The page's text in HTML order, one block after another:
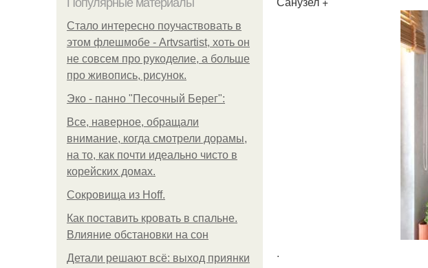
Популярные материалы
Стало интересно поучаствовать в
этом флешмобе - Artvsartist, хоть он
не совсем про рукоделие, а больше
про живопись, рисунок.
Эко - панно "Песочный Берег":
Все, наверное, обращали
внимание, когда смотрели дорамы,
на то, как почти идеально чисто в
корейских домах.
Сокровища из Hoff.
Как поставить кровать в спальне.
Влияние обстановки на сон
Детали решают всё: выход приянки
.